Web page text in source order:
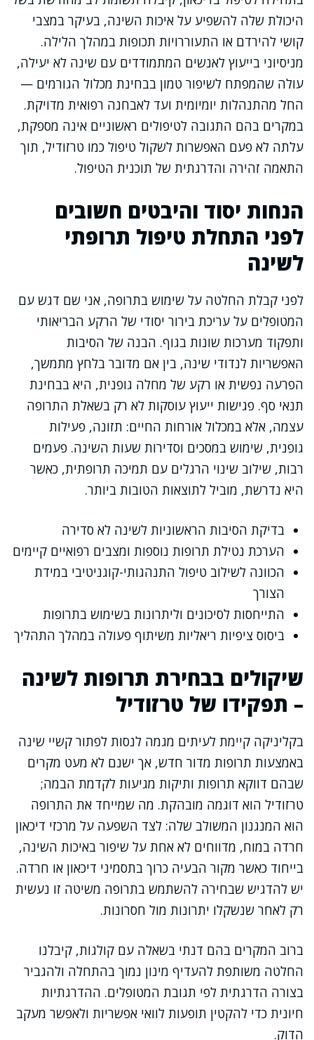
היכולת שלה להשפיע על איכות השינה, בעיקר במצבי
קושי להירדם או התעוררויות תכופות במהלך הלילה.
מניסיוני בייעוץ לאנשים המתמודדים עם שינה לא יעילה,
עולה שהמפתח לשיפור טמון בבחינת מכלול הגורמים —
החל מהתנהלות יומיומית ועד לאבחנה רפואית מדויקת.
במקרים בהם התגובה לטיפולים ראשוניים אינה מספקת,
עלתה לא פעם האפשרות לשקול טיפול כמו טרזודיל, תוך
התאמה זהירה והדרגתית של תוכנית הטיפול.
הנחות יסוד והיבטים חשובים
לפני התחלת טיפול תרופתי
לשינה
לפני קבלת החלטה על שימוש בתרופה, אני שם דגש עם
המטופלים על עריכת בירור יסודי של הרקע הבריאותי
ותפקוד מערכות שונות בגוף. הבנה של הסיבות
האפשריות לנדודי שינה, בין אם מדובר בלחץ מתמשך,
הפרעה נפשית או רקע של מחלה גופנית, היא בבחינת
תנאי סף. פגישות ייעוץ עוסקות לא רק בשאלת התרופה
עצמה, אלא במכלול אורחות החיים: תזונה, פעילות
גופנית, שימוש במסכים וסדירות שעות השינה. פעמים
רבות, שילוב שינוי הרגלים עם תמיכה תרופתית, כאשר
היא נדרשת, מוביל לתוצאות הטובות ביותר.
בדיקת הסיבות הראשוניות לשינה לא סדירה
הערכת נטילת תרופות נוספות ומצבים רפואיים קיימים
הכוונה לשילוב טיפול התנהגותי-קוגניטיבי במידת
הצורך
התייחסות לסיכונים וליתרונות בשימוש בתרופות
ביסוס ציפיות ריאליות משיתוף פעולה במהלך התהליך
שיקולים בבחירת תרופות לשינה
– תפקידו של טרזודיל
בקליניקה קיימת לעיתים מגמה לנסות לפתור קשיי שינה
באמצעות תרופות מדור חדש, אך ישנם לא מעט מקרים
שבהם דווקא תרופות ותיקות מגיעות לקדמת הבמה;
טרזודיל הוא דוגמה מובהקת. מה שמייחד את התרופה
הוא המנגנון המשולב שלה: לצד השפעה על מרכזי דיכאון
חרדה במוח, מדווחים לא אחת על שיפור באיכות השינה,
בייחוד כאשר מקור הבעיה כרוך בתסמיני דיכאון או חרדה.
יש להדגיש שבחירה להשתמש בתרופה משיטה זו נעשית
רק לאחר שנשקלו יתרונות מול חסרונות.
ברוב המקרים בהם דנתי בשאלה עם קולגות, קיבלנו
החלטה משותפת להעדיף מינון נמוך בהתחלה ולהגביר
בצורה הדרגתית לפי תגובת המטופלים. ההדרגתיות
חיונית כדי להקטין תופעות לוואי אפשריות ולאפשר מעקב
הדוק.